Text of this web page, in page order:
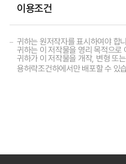
이용조건
귀하는 원저작자를 표시하여야 합
귀하는 이 저작물을 영리 목적으로
귀하가 이 저작물을 개작, 변형 또
용허락조건하에서만 배포할 수 있